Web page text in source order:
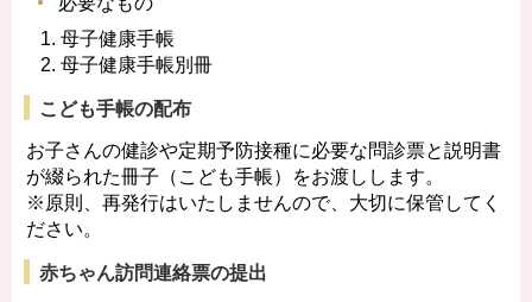
母子健康手帳
母子健康手帳別冊
こども手帳の配布
お子さんの健診や定期予防接種に必要な問診票と説明書
が綴られた冊子（こども手帳）をお渡しします。
※原則、再発行はいたしませんので、大切に保管してく
ださい。
赤ちゃん訪問連絡票の提出